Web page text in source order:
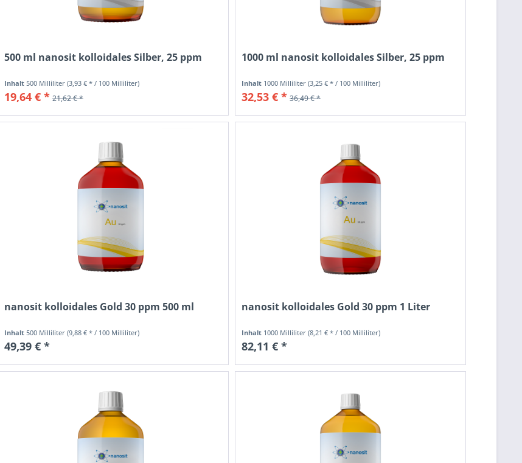
500 ml nanosit kolloidales Silber, 25 ppm
Inhalt 500 Milliliter (3,93 € * / 100 Milliliter)
19,64 € * 21,62 € *
1000 ml nanosit kolloidales Silber, 25 ppm
Inhalt 1000 Milliliter (3,25 € * / 100 Milliliter)
32,53 € * 36,49 € *
nanosit kolloidales Gold 30 ppm 500 ml
Inhalt 500 Milliliter (9,88 € * / 100 Milliliter)
49,39 € *
nanosit kolloidales Gold 30 ppm 1 Liter
Inhalt 1000 Milliliter (8,21 € * / 100 Milliliter)
82,11 € *